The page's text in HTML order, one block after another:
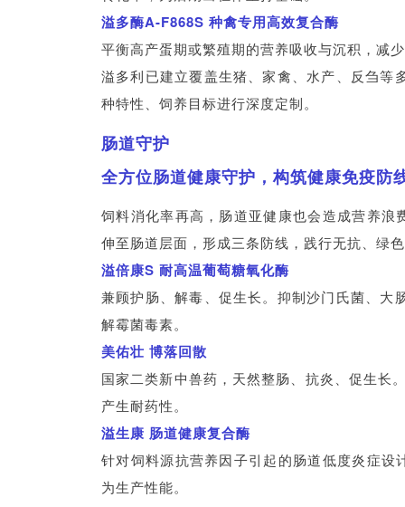
溢多酶A-F868S 种禽专用高效复合酶
平衡高产蛋期或繁殖期的营养吸收与沉积，减
溢多利已建立覆盖生猪、家禽、水产、反刍等
种特性、饲养目标进行深度定制。
肠道守护
全方位肠道健康守护，构筑健康免疫防
饲料消化率再高，肠道亚健康也会造成营养浪
伸至肠道层面，形成三条防线，践行无抗、绿
溢倍康S 耐高温葡萄糖氧化酶
兼顾护肠、解毒、促生长。抑制沙门氏菌、大
解霉菌毒素。
美佑壮 博落回散
国家二类新中兽药，天然整肠、抗炎、促生长
产生耐药性。
溢生康 肠道健康复合酶
针对饲料源抗营养因子引起的肠道低度炎症设
为生产性能。